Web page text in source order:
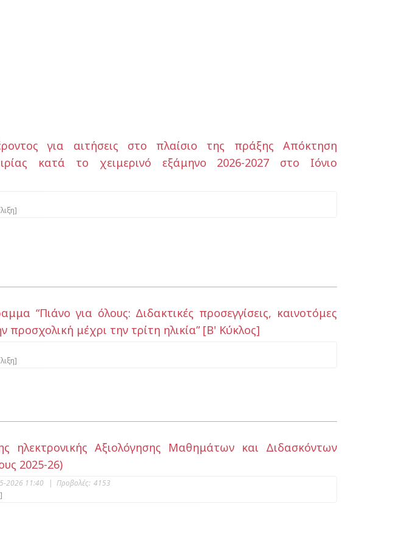
για αιτήσεις στο πλαίσιο της πράξης Απόκτηση
κατά το χειμερινό εξάμηνο 2026-2027 στο Ιόνιο
“Πιάνο για όλους: Διδακτικές προσεγγίσεις, καινοτόμες
προσχολική μέχρι την τρίτη ηλικία” [Β' Κύκλος]
ηλεκτρονικής Αξιολόγησης Μαθημάτων και Διδασκόντων
2025-26)
2026 11:40 | Προβολές: 4153